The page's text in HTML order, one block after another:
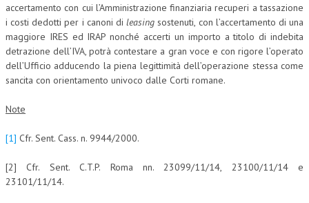
accertamento con cui l’Amministrazione finanziaria recuperi a tassazione
i costi dedotti per i canoni dileasing sostenuti, con l’accertamento di una
maggiore IRES ed IRAP nonché accerti un importo a titolo di indebita
detrazione dell’IVA, potrà contestare a gran voce e con rigore l’operato
dell’Ufficio adducendo la piena legittimità dell’operazione stessa come
sancita con orientamento univoco dalle Corti romane.
Note
[1] Cfr. Sent. Cass. n. 9944/2000.
[2] Cfr. Sent. C.T.P. Roma nn. 23099/11/14, 23100/11/14 e
23101/11/14.